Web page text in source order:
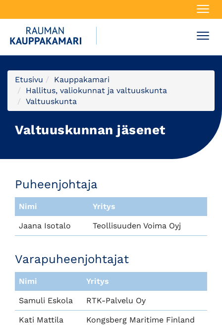
Etusivu
Kauppakamari
Hallitus, valiokunnat ja valtuuskunta
Valtuuskunta
Valtuuskunnan jäsenet
Puheenjohtaja
Nimi Yritys
Jaana Isotalo Teollisuuden Voima Oyj
Varapuheenjohtajat
Nimi Yritys
Samuli Eskola RTK-Palvelu Oy
Kati Mattila
Kongsberg Maritime Finland